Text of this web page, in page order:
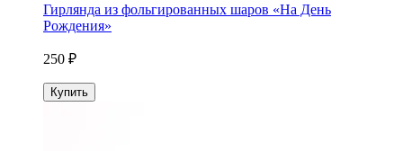
Гирлянда из фольгированных шаров «На День
Рождения»
250 ₽
Купить